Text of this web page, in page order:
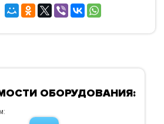
ОБОРУДОВАНИЯ: